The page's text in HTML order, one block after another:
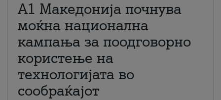
A1 Македонија почнува
моќна национална
кампања за поодговорно
користење на
технологијата во
сообраќајот